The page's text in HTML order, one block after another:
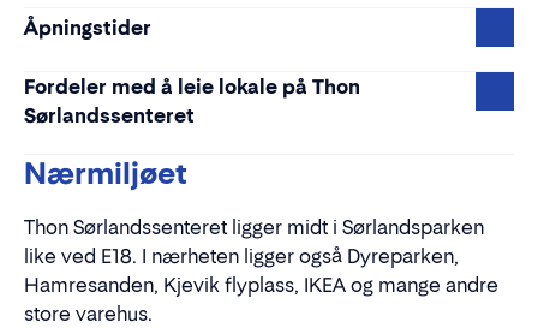
Åpningstider
Fordeler med å leie lokale på Thon
Sørlandssenteret
Nærmiljøet
Thon Sørlandssenteret ligger midt i Sørlandsparken
like ved E18. I nærheten ligger også Dyreparken,
Hamresanden, Kjevik flyplass, IKEA og mange andre
store varehus.